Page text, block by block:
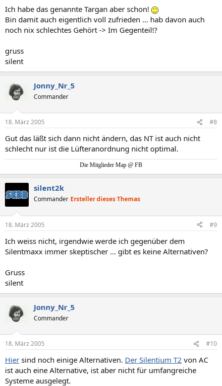
Ich habe das genannte Targan aber schon!
Bin damit auch eigentlich voll zufrieden ... hab davon auch
noch nix schlechtes Gehört -> Im Gegenteil!?
gruss
silent
Jonny_Nr_5
Commander
18. März 2005 #8
Gut das läßt sich dann nicht ändern, das NT ist auch nicht
schlecht nur ist die Lüfteranordnung nicht optimal.
Die Mitglieder Map @ FB
silent2k
Commander Ersteller dieses Themas
18. März 2005 #9
Ich weiss nicht, irgendwie werde ich gegenüber dem
Silentmaxx immer skeptischer ... gibt es keine Alternativen?
Gruss
silent
Jonny_Nr_5
Commander
18. März 2005 #10
Hier sind noch einige Alternativen. Der Silentium T2 von AC
ist auch eine Alternative, ist aber nicht für umfangreiche
Systeme ausgelegt.